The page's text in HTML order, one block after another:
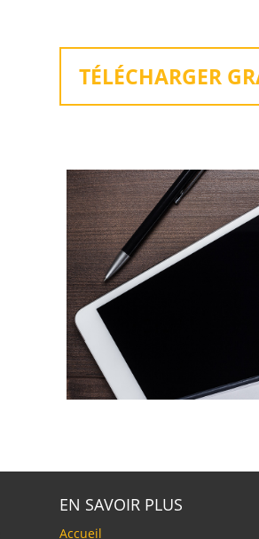
TÉLÉCHARGER
EN SAVOIR PLUS
Accueil